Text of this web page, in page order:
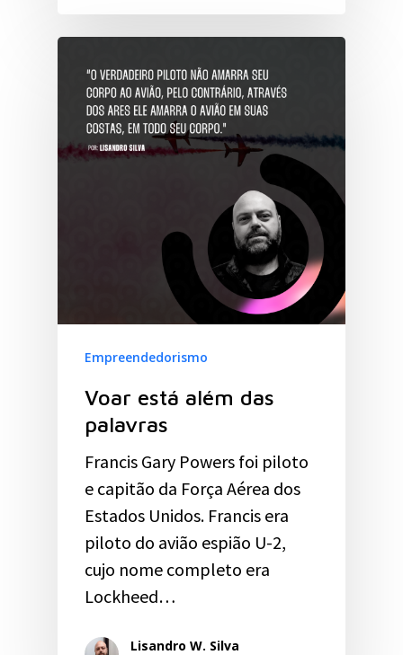
Empreendedorismo
Voar está além das
palavras
Francis Gary Powers foi piloto
e capitão da Força Aérea dos
Estados Unidos. Francis era
piloto do avião espião U-2,
cujo nome completo era
Lockheed…
Lisandro W. Silva